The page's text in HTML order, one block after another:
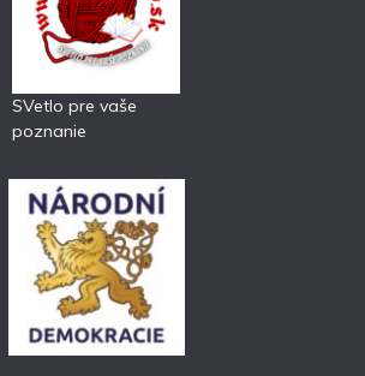
SVetlo pre vaše
poznanie